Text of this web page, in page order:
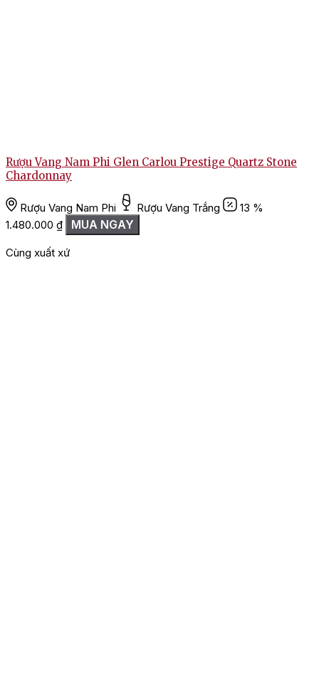
Rượu Vang Nam Phi Glen Carlou Prestige Quartz Stone
Chardonnay
Rượu Vang Nam Phi Rượu Vang Trắng
13 %
1.480.000 ₫ MUA NGAY
Cùng xuất xứ